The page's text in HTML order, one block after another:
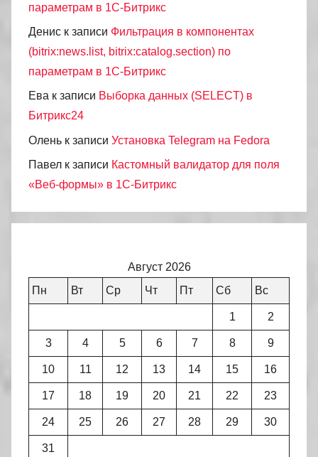
параметрам в 1С-Битрикс
Денис к записи Фильтрация в компонентах
(bitrix:news.list, bitrix:catalog.section) по
параметрам в 1С-Битрикс
Ева к записи Выборка данных (SELECT) в
Битрикс24
Олень к записи Установка Telegram на Fedora
Павел к записи Кастомный валидатор для поля
«Веб-формы» в 1С-Битрикс
Август 2026
Пн
Вт Ср Чт Пт Сб Вс
1 2
3 4 5 6 7 8 9
10 11 12 13 14 15 16
17 18 19 20 21 22 23
24 25 26 27 28 29 30
31